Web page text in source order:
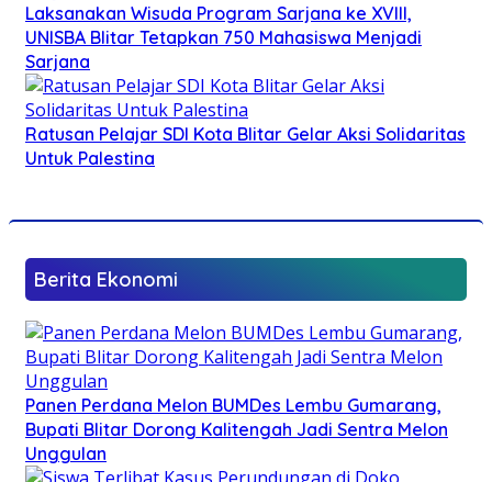
Laksanakan Wisuda Program Sarjana ke XVIII,
UNISBA Blitar Tetapkan 750 Mahasiswa Menjadi
Sarjana
Ratusan Pelajar SDI Kota Blitar Gelar Aksi Solidaritas
Untuk Palestina
Berita Ekonomi
Panen Perdana Melon BUMDes Lembu Gumarang,
Bupati Blitar Dorong Kalitengah Jadi Sentra Melon
Unggulan